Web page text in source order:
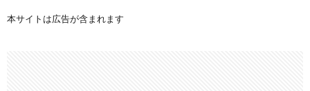
本サイトは広告が含まれます